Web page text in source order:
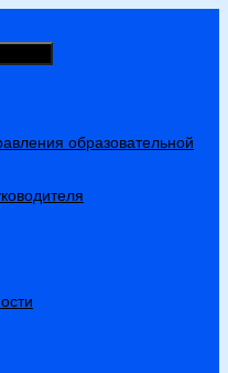
образовательной